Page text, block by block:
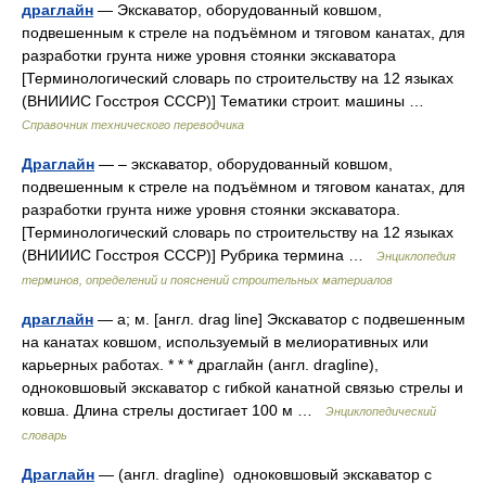
драглайн — Экскаватор, оборудованный ковшом,
подвешенным к стреле на подъёмном и тяговом канатах, для
разработки грунта ниже уровня стоянки экскаватора
[Терминологический словарь по строительству на 12 языках
(ВНИИИС Госстроя СССР)] Тематики строит. машины …
Справочник технического переводчика
Драглайн — – экскаватор, оборудованный ковшом,
подвешенным к стреле на подъёмном и тяговом канатах, для
разработки грунта ниже уровня стоянки экскаватора.
[Терминологический словарь по строительству на 12 языках
(ВНИИИС Госстроя СССР)] Рубрика термина …
Энциклопедия
терминов, определений и пояснений строительных материалов
драглайн — а; м. [англ. drag line] Экскаватор с подвешенным
на канатах ковшом, используемый в мелиоративных или
карьерных работах. * * * драглайн (англ. dragline),
одноковшовый экскаватор с гибкой канатной связью стрелы и
ковша. Длина стрелы достигает 100 м …
Энциклопедический
словарь
Драглайн — (англ. dragline) одноковшовый экскаватор с